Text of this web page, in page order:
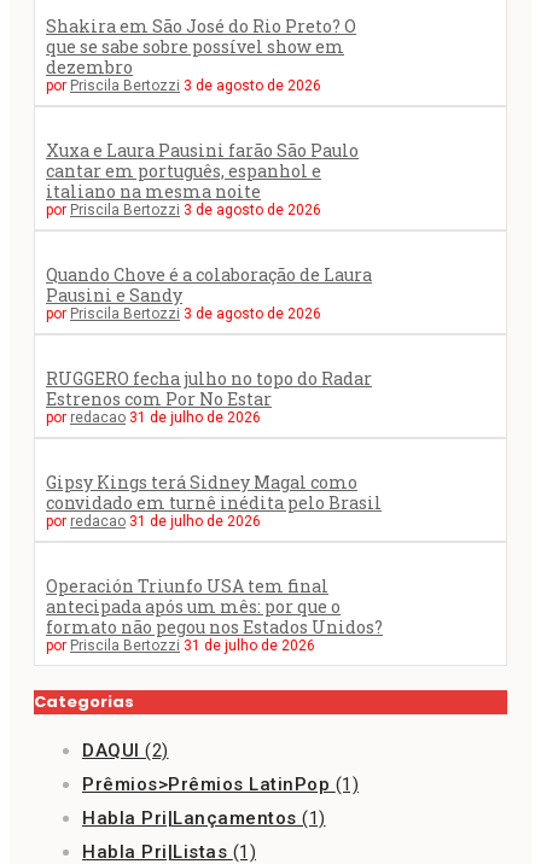
Shakira em São José do Rio Preto? O
que se sabe sobre possível show em
dezembro
por Priscila Bertozzi 3 de agosto de 2026
Xuxa e Laura Pausini farão São Paulo
cantar em português, espanhol e
italiano na mesma noite
por Priscila Bertozzi 3 de agosto de 2026
Quando Chove é a colaboração de Laura
Pausini e Sandy
por Priscila Bertozzi 3 de agosto de 2026
RUGGERO fecha julho no topo do Radar
Estrenos com Por No Estar
por redacao 31 de julho de 2026
Gipsy Kings terá Sidney Magal como
convidado em turnê inédita pelo Brasil
por redacao 31 de julho de 2026
Operación Triunfo USA tem final
antecipada após um mês: por que o
formato não pegou nos Estados Unidos?
por Priscila Bertozzi 31 de julho de 2026
Categorias
DAQUI (2)
Prêmios>Prêmios LatinPop (1)
Habla Pri|Lançamentos (1)
Habla Pri|Listas (1)